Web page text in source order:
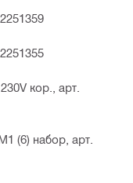
кор., арт.
(6) набор, арт.